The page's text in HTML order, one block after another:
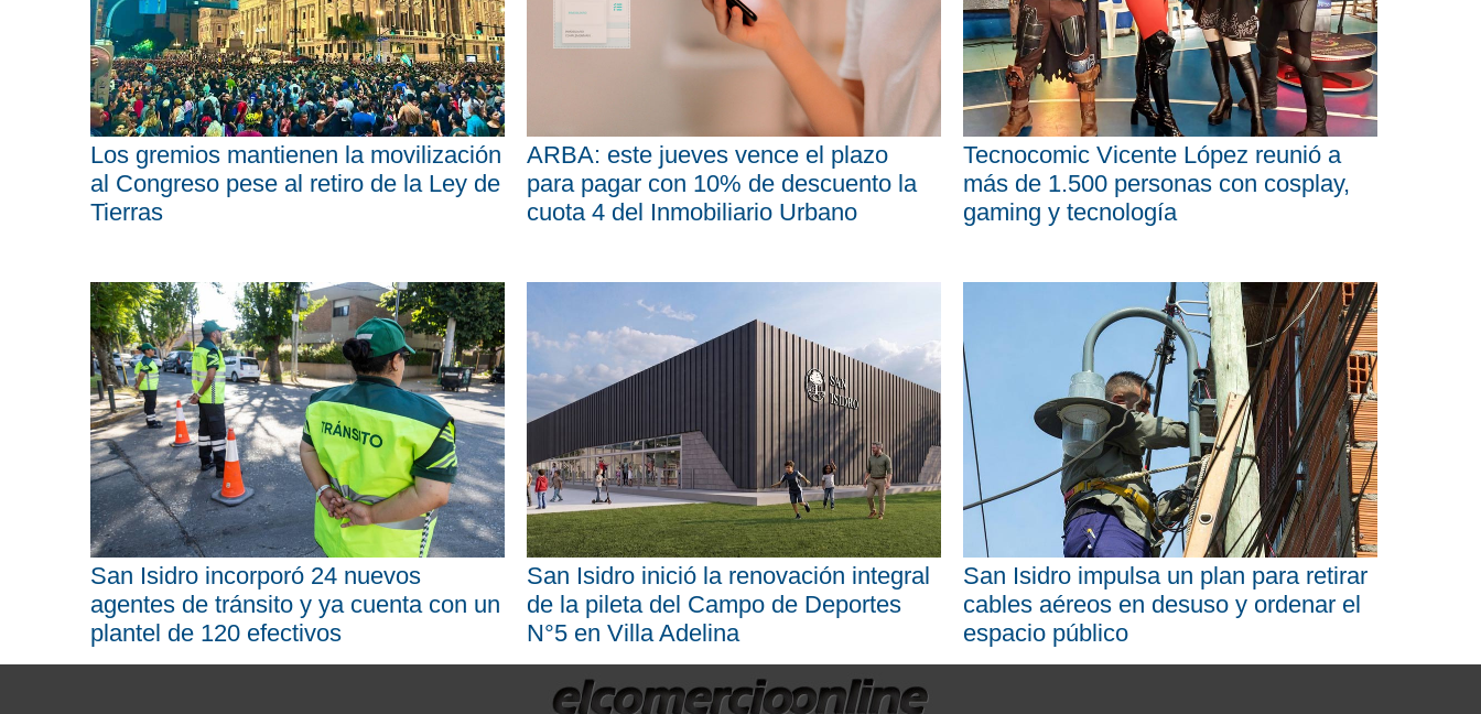
Los gremios mantienen la movilización
al Congreso pese al retiro de la Ley de
Tierras
ARBA: este jueves vence el plazo
para pagar con 10% de descuento la
cuota 4 del Inmobiliario Urbano
Tecnocomic Vicente López reunió a
más de 1.500 personas con cosplay,
gaming y tecnología
San Isidro incorporó 24 nuevos
agentes de tránsito y ya cuenta con un
plantel de 120 efectivos
San Isidro inició la renovación integral
de la pileta del Campo de Deportes
N°5 en Villa Adelina
San Isidro impulsa un plan para retirar
cables aéreos en desuso y ordenar el
espacio público